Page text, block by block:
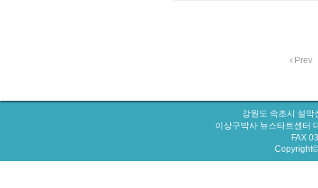
Prev
강원도 속초시 설
이상구박사 뉴스타트센터
FAX